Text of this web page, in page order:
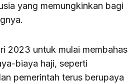
yang memungkinkan bagi
2023 untuk mulai membahas
biaya haji, seperti
pemerintah terus berupaya